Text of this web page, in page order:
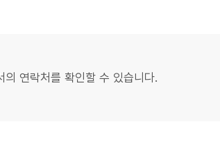
연락처를 확인할 수 있습니다.